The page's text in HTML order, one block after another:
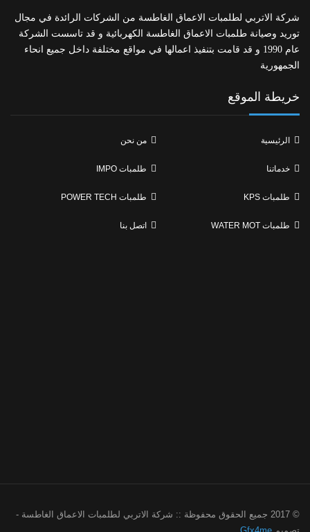
شركة الاتربي لطلمبات الاعماق الغاطسة من الشركات الرائدة في مجال
توريد وصيانة طلمبات الاعماق الغاطسة الكهربائية و قد تاسست الشركة
عام 1990 و قد قامت بتنفيذ اعمالها في مواقع مختلفة داخل جميع انحاء
الجمهورية
خريطة الموقع
الرئيسية من نحن
خدماتنا طلمبات IMPO
طلمبات KPS طلمبات POWER TECH
طلمبات WATER MOT اتصل بنا
© 2017 جميع الحقوق محفوظة :: شركة الاتربي لطلمبات الاعماق الغاطسة -